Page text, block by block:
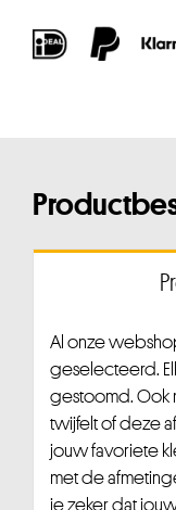
Al onze
geselecteerd.
gestoomd. Ook
twijfelt of deze
jouw favoriete
met de
je zeker dat